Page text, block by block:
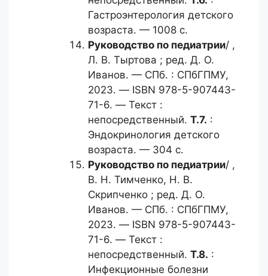
Гастроэнтерология детского
возраста. — 1008 с.
Руководство по педиатрии/ ,
Л. В. Тыртова ; ред. Д. О.
Иванов. — СПб. : СПбГПМУ,
2023. — ISBN 978-5-907443-
71-6. — Текст :
непосредственный. Т.7. :
Эндокринология детского
возраста. — 304 с.
Руководство по педиатрии/ ,
В. Н. Тимченко, Н. В.
Скрипченко ; ред. Д. О.
Иванов. — СПб. : СПбГПМУ,
2023. — ISBN 978-5-907443-
71-6. — Текст :
непосредственный. Т.8. :
Инфекционные болезни